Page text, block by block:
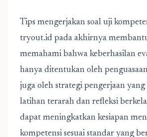
Tips mengerjakan soal uji
tryout.id pada akhirnya
memahami bahwa keberhasilan
hanya ditentukan oleh
juga oleh strategi pengerjaan
latihan terarah dan refleksi
dapat meningkatkan kesiapan
kompetensi sesuai standar yang